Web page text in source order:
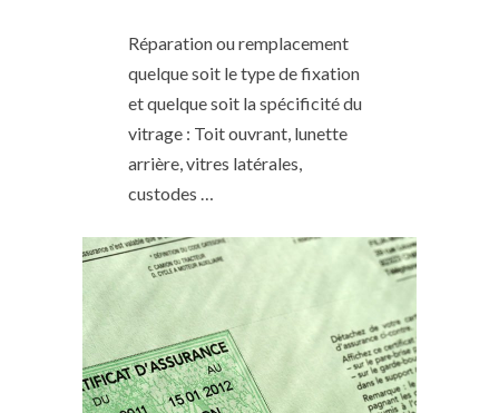
Réparation ou remplacement
quelque soit le type de fixation
et quelque soit la spécificité du
vitrage : Toit ouvrant, lunette
arrière, vitres latérales,
custodes …